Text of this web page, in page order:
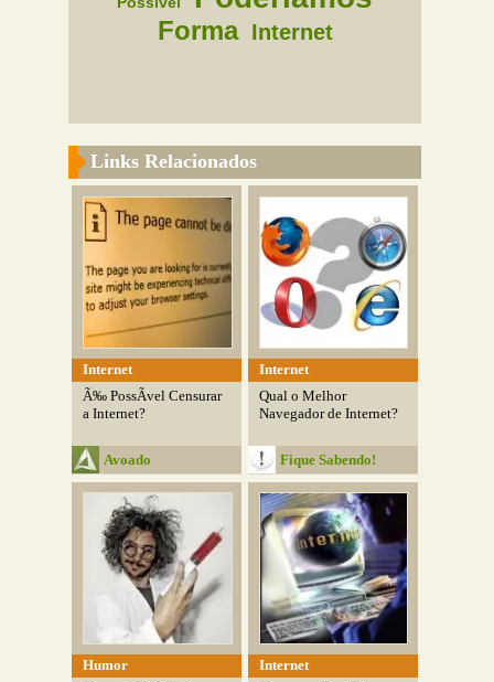
Forma Internet
Links Relacionados
Internet
Ã‰ PossÃ­vel Censurar
a Internet?
Avoado
Internet
Qual o Melhor
Navegador de Internet?
Fique Sabendo!
Humor
Internet